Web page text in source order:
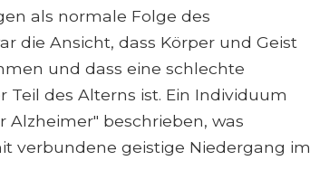
als normale Folge des
die Ansicht, dass Körper und Geist
und dass eine schlechte
des Alterns ist. Ein Individuum
Alzheimer" beschrieben, was
verbundene geistige Niedergang im